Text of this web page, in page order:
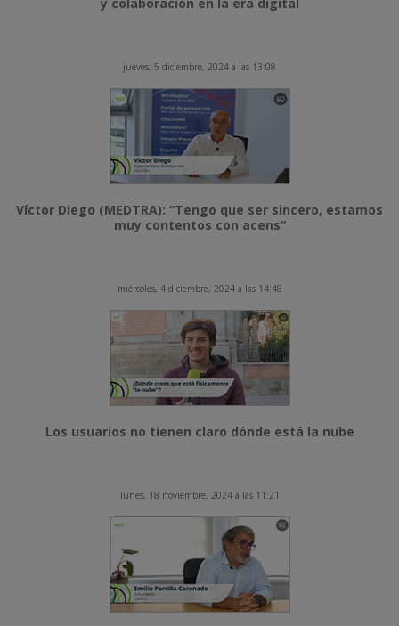
jueves, 5 diciembre, 2024 a las 13:08
Víctor Diego (MEDTRA): “Tengo que ser sincero, estamos
muy contentos con acens”
miércoles, 4 diciembre, 2024 a las 14:48
Los usuarios no tienen claro dónde está la nube
lunes, 18 noviembre, 2024 a las 11:21